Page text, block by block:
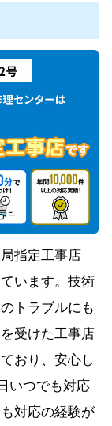
指定工事店
います。技術
トラブルにも
受けた工事店
おり、安心し
いつでも対応
対応の経験が